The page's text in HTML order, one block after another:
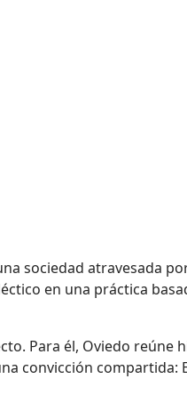
sociedad atravesada
en una práctica
Para él, Oviedo reúne
convicción compartida: